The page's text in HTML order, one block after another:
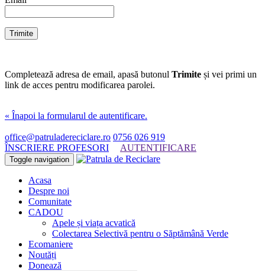
Completează adresa de email, apasă butonul Trimite și vei primi un
link de acces pentru modificarea parolei.
« Înapoi la formularul de autentificare.
office@patruladereciclare.ro 0756 026 919
ÎNSCRIERE PROFESORI
AUTENTIFICARE
Toggle navigation
Acasa
Despre noi
Comunitate
CADOU
Apele și viața acvatică
Colectarea Selectivă pentru o Săptămână Verde
Ecomaniere
Noutăți
Donează